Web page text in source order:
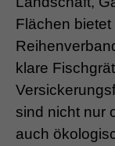
Flächen
klare
sind nicht nur
auch